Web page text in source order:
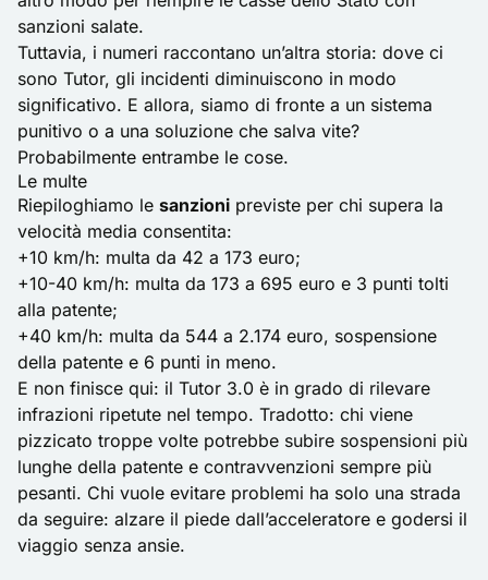
sanzioni salate.
Tuttavia, i numeri raccontano un’altra storia: dove ci
sono Tutor, gli incidenti diminuiscono in modo
significativo. E allora, siamo di fronte a un sistema
punitivo o a una soluzione che salva vite?
Probabilmente entrambe le cose.
Le multe
Riepiloghiamo le sanzioni previste per chi supera la
velocità media consentita:
+10 km/h: multa da 42 a 173 euro;
+10-40 km/h: multa da 173 a 695 euro e 3 punti tolti
alla patente;
+40 km/h: multa da 544 a 2.174 euro, sospensione
della patente e 6 punti in meno.
E non finisce qui: il Tutor 3.0 è in grado di rilevare
infrazioni ripetute nel tempo. Tradotto: chi viene
pizzicato troppe volte potrebbe subire sospensioni più
lunghe della patente e contravvenzioni sempre più
pesanti. Chi vuole evitare problemi ha solo una strada
da seguire: alzare il piede dall’acceleratore e godersi il
viaggio senza ansie.